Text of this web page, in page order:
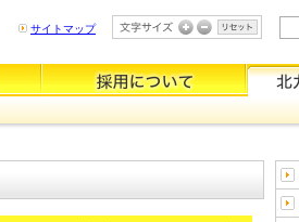
サイトマップ